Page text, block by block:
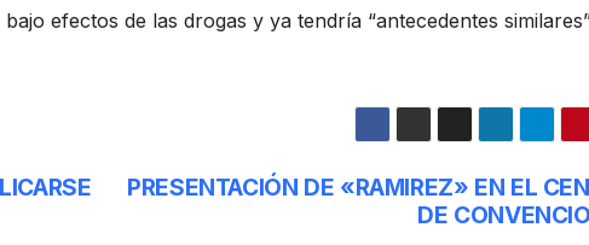
efectos de las drogas y ya tendría “antecedentes
PRESENTACIÓN DE «RAMIREZ» EN EL
DE